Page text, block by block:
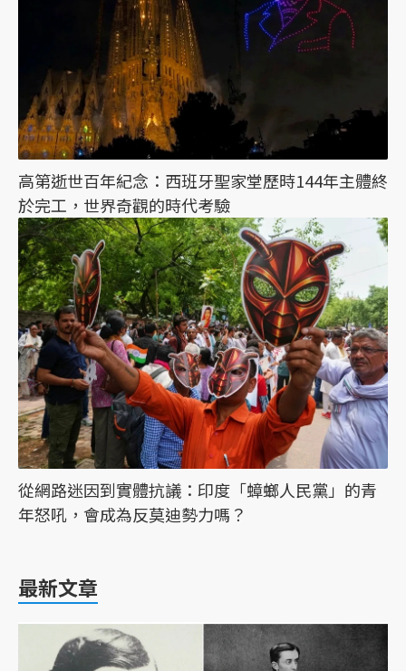
高第逝世百年紀念：西班牙聖家堂歷時144年主體終
於完工，世界奇觀的時代考驗
從網路迷因到實體抗議：印度「蟑螂人民黨」的青
年怒吼，會成為反莫迪勢力嗎？
最新文章